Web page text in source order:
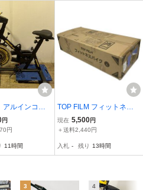
アルインコ
ク1518 エア
ィットネス
円
円
11時間
TOP FILM フィットネス
バイク タイプA 折りたた
み 未使用未開封 T115190
現在 5,500円
＋送料2,440円
入札 - 残り 13時間
3 4